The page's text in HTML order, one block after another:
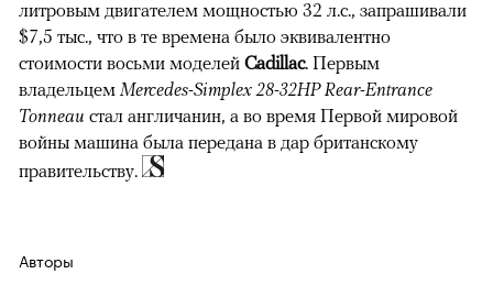
литровым двигателем мощностью 32 л.с., запрашивали
$7,5 тыс., что в те времена было эквивалентно
стоимости восьми моделей Cadillac. Первым
владельцем Mercedes-Simplex 28-32HP Rear-Entrance
Tonneau стал англичанин, а во время Первой мировой
войны машина была передана в дар британскому
правительству.
Авторы